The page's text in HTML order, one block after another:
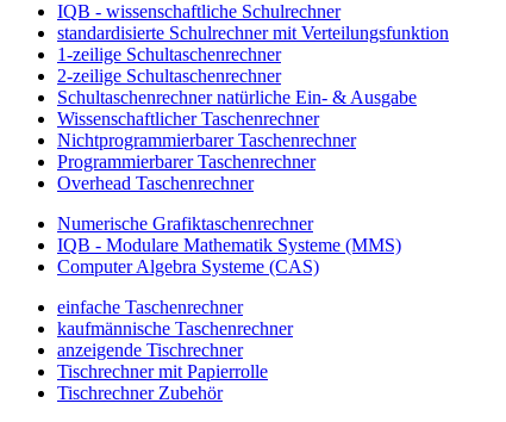
IQB - wissenschaftliche Schulrechner
standardisierte Schulrechner mit Verteilungsfunktion
1-zeilige Schultaschenrechner
2-zeilige Schultaschenrechner
Schultaschenrechner natürliche Ein- & Ausgabe
Wissenschaftlicher Taschenrechner
Nichtprogrammierbarer Taschenrechner
Programmierbarer Taschenrechner
Overhead Taschenrechner
Numerische Grafiktaschenrechner
IQB - Modulare Mathematik Systeme (MMS)
Computer Algebra Systeme (CAS)
einfache Taschenrechner
kaufmännische Taschenrechner
anzeigende Tischrechner
Tischrechner mit Papierrolle
Tischrechner Zubehör